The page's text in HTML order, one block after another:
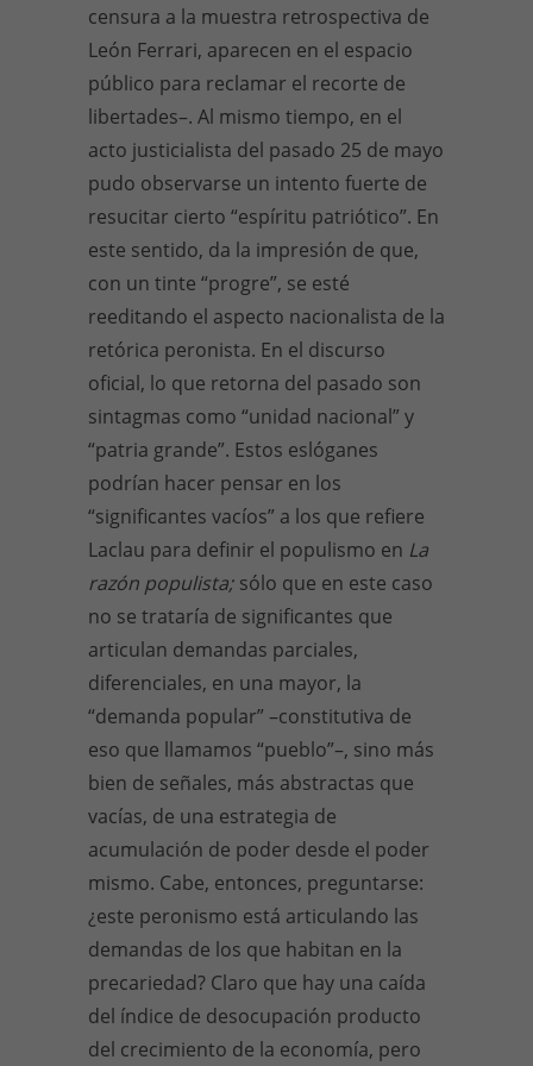
censura a la muestra retrospectiva de
León Ferrari, aparecen en el espacio
público para reclamar el recorte de
libertades–. Al mismo tiempo, en el
acto justicialista del pasado 25 de mayo
pudo observarse un intento fuerte de
resucitar cierto “espíritu patriótico”. En
este sentido, da la impresión de que,
con un tinte “progre”, se esté
reeditando el aspecto nacionalista de la
retórica peronista. En el discurso
oficial, lo que retorna del pasado son
sintagmas como “unidad nacional” y
“patria grande”. Estos eslóganes
podrían hacer pensar en los
“significantes vacíos” a los que refiere
Laclau para definir el populismo en La
razón populista; sólo que en este caso
no se trataría de significantes que
articulan demandas parciales,
diferenciales, en una mayor, la
“demanda popular” –constitutiva de
eso que llamamos “pueblo”–, sino más
bien de señales, más abstractas que
vacías, de una estrategia de
acumulación de poder desde el poder
mismo. Cabe, entonces, preguntarse:
¿este peronismo está articulando las
demandas de los que habitan en la
precariedad? Claro que hay una caída
del índice de desocupación producto
del crecimiento de la economía, pero